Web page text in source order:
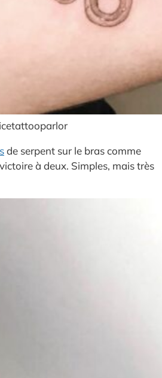
de serpent sur le bras comme
à deux. Simples, mais très